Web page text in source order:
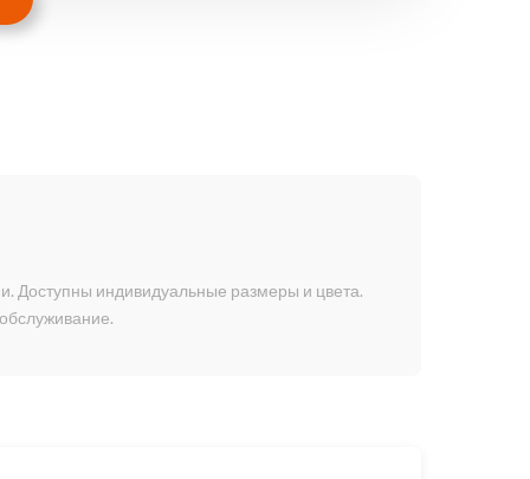
Доступны индивидуальные размеры и цвета.